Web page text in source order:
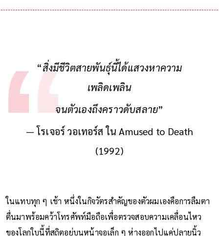
“สิ่งมีชีวิตสายพันธุ์นี้ได้แสวงหาความ
เพลิดเพลิน
จนตัวเองถึงคราวดับสลาย”
— โรเจอร์ วอเทอร์ส ใน Amused to Death
(1992)
ในแทบทุก ๆ เช้า หนึ่งในกิจวัตรสำคัญของตัวผมเองคือการลืมตา
ตื่นมาพร้อมคว้าโทรศัพท์มือถือเพื่อตรวจสอบความเคลื่อนไหว
ของโลกใบนี้ที่สถิตอยู่บนหน้าจอเล็ก ๆ ห่างออกไปแค่ปลายนิ้ว